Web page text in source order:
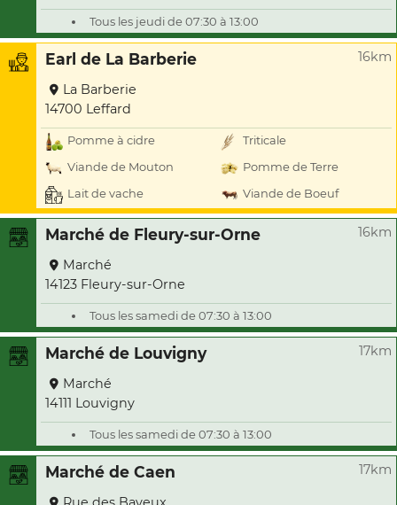
Tous les jeudi de 07:30 à 13:00
Earl de La Barberie 16km
La Barberie
14700 Leffard
Pomme à cidre
Triticale
Viande de Mouton
Pomme de Terre
Lait de vache
Viande de Boeuf
Marché de Fleury-sur-Orne 16km
Marché
14123 Fleury-sur-Orne
Tous les samedi de 07:30 à 13:00
Marché de Louvigny 17km
Marché
14111 Louvigny
Tous les samedi de 07:30 à 13:00
Marché de Caen 17km